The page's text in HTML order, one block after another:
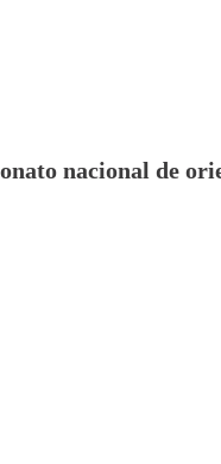
nacional de